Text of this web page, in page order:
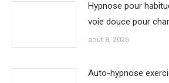
Hypnose pour
voie douce pour
août 8, 2026
Auto-hypnose